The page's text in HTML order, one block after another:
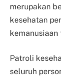
merupakan
kesehatan
kemanusiaan
Patroli
seluruh